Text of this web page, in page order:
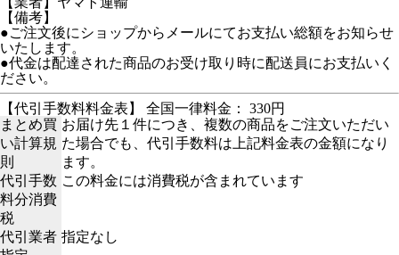
【備考】
●ご注文後にショップからメールにてお支払い総額をお知らせ
いたします。
●代金は配達された商品のお受け取り時に配送員にお支払いく
ださい。
【代引手数料料金表】 全国一律料金： 330円
まとめ買
い計算規
則
お届け先１件につき、複数の商品をご注文いただい
た場合でも、代引手数料は上記料金表の金額になり
ます。
代引手数
料分消費
税
この料金には消費税が含まれています
代引業者 指定なし